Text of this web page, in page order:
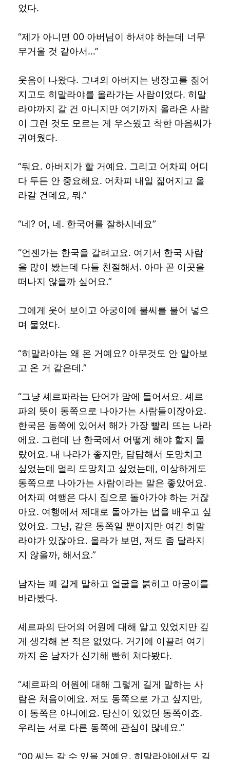
었다.
“제가 아니면 00 아버님이 하셔야 하는데 너무
무거울 것 같아서…”
웃음이 나왔다. 그녀의 아버지는 냉장고를 짊어
지고도 히말라야를 올라가는 사람이었다. 히말
라야까지 갈 건 아니지만 여기까지 올라온 사람
이 그런 것도 모르는 게 우스웠고 착한 마음씨가
귀여웠다.
“둬요. 아버지가 할 거예요. 그리고 어차피 어디
다 두든 안 중요해요. 어차피 내일 짊어지고 올
라갈 건데요, 뭐.”
“네? 어, 네. 한국어를 잘하시네요”
“언젠가는 한국을 갈려고요. 여기서 한국 사람
을 많이 봤는데 다들 친절해서. 아마 곧 이곳을
떠나지 않을까 싶어요.”
그에게 웃어 보이고 아궁이에 불씨를 불어 넣으
며 물었다.
“히말라야는 왜 온 거예요? 아무것도 안 알아보
고 온 거 같은데.”
“그냥 셰르파라는 단어가 맘에 들어서요. 셰르
파의 뜻이 동쪽으로 나아가는 사람들이잖아요.
한국은 동쪽에 있어서 해가 가장 빨리 뜨는 나라
에요. 그런데 난 한국에서 어떻게 해야 할지 몰
랐어요. 내 나라가 좋지만, 답답해서 도망치고
싶었는데 멀리 도망치고 싶었는데, 이상하게도
동쪽으로 나아가는 사람이라는 말은 좋았어요.
어차피 여행은 다시 집으로 돌아가야 하는 거잖
아요. 여행에서 제대로 돌아가는 법을 배우고 싶
었어요. 그냥, 같은 동쪽일 뿐이지만 여긴 히말
라야가 있잖아요. 올라가 보면, 저도 좀 달라지
지 않을까, 해서요.”
남자는 꽤 길게 말하고 얼굴을 붉히고 아궁이를
바라봤다.
셰르파의 단어의 어원에 대해 알고 있었지만 깊
게 생각해 본 적은 없었다. 거기에 이끌려 여기
까지 온 남자가 신기해 빤히 쳐다봤다.
“셰르파의 어원에 대해 그렇게 길게 말하는 사
람은 처음이에요. 저도 동쪽으로 가고 싶지만,
이 동쪽은 아니에요. 당신이 있었던 동쪽이죠.
우리는 서로 다른 동쪽에 관심이 많네요.”
“00 씨는 갈 수 있을 거예요. 히말라야에서도 길